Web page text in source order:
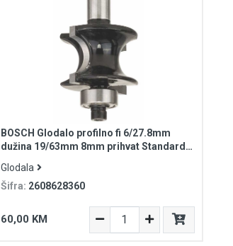
BOSCH Glodalo profilno fi 6/27.8mm
dužina 19/63mm 8mm prihvat Standard
Glodala
Šifra: 2608628360
60,00 KM